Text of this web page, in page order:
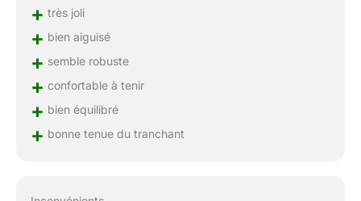
+ très joli
+ bien aiguisé
+ semble robuste
+ confortable à tenir
+ bien équilibré
+ bonne tenue du tranchant